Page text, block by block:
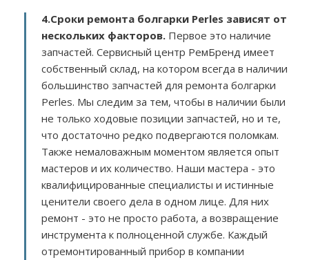
4.Сроки ремонта болгарки Perles зависят от
нескольких факторов. Первое это наличие
запчастей. Сервисный центр РемБренд имеет
собственный склад, на котором всегда в наличии
большинство запчастей для ремонта болгарки
Perles. Мы следим за тем, чтобы в наличии были
не только ходовые позиции запчастей, но и те,
что достаточно редко подвергаются поломкам.
Также немаловажным моментом является опыт
мастеров и их количество. Наши мастера - это
квалифицированные специалисты и истинные
ценители своего дела в одном лице. Для них
ремонт - это не просто работа, а возвращение
инструмента к полноценной службе. Каждый
отремонтированный прибор в компании